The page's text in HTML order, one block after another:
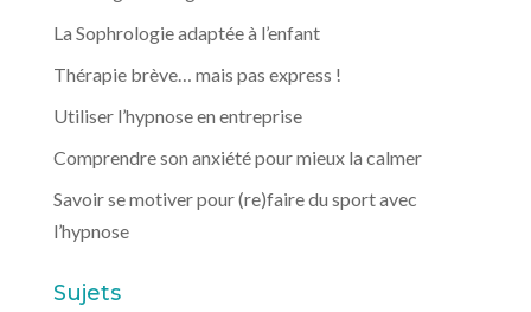
La Sophrologie adaptée à l’enfant
Thérapie brève… mais pas express !
Utiliser l’hypnose en entreprise
Comprendre son anxiété pour mieux la calmer
Savoir se motiver pour (re)faire du sport avec
l’hypnose
Sujets